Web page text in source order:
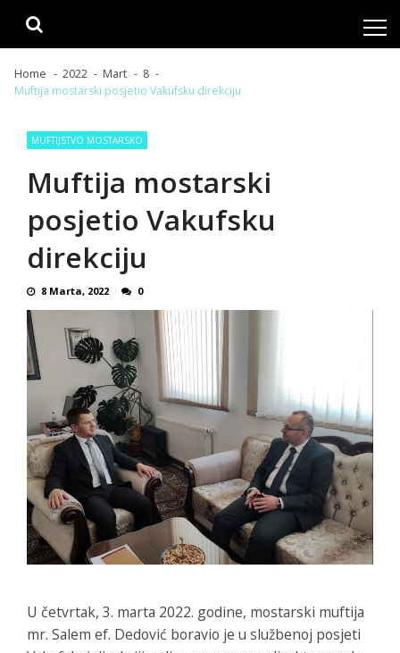
Home 2022 Mart
8
Muftija mostarski posjetio Vakufsku direkciju
MUFTIJSTVO MOSTARSKO
Muftija mostarski
posjetio Vakufsku
direkciju
8 Marta, 2022 0
U četvrtak, 3. marta 2022. godine, mostarski muftija
mr. Salem ef. Dedović boravio je u službenoj posjeti